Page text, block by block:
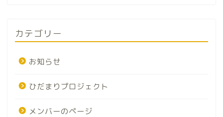
カテゴリー
お知らせ
ひだまりプロジェクト
メンバーのページ